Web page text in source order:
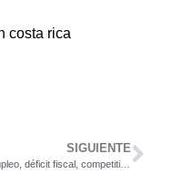
SIGUIENTE
Desempleo, déficit fiscal, competitividad y retos para el próximo gobierno